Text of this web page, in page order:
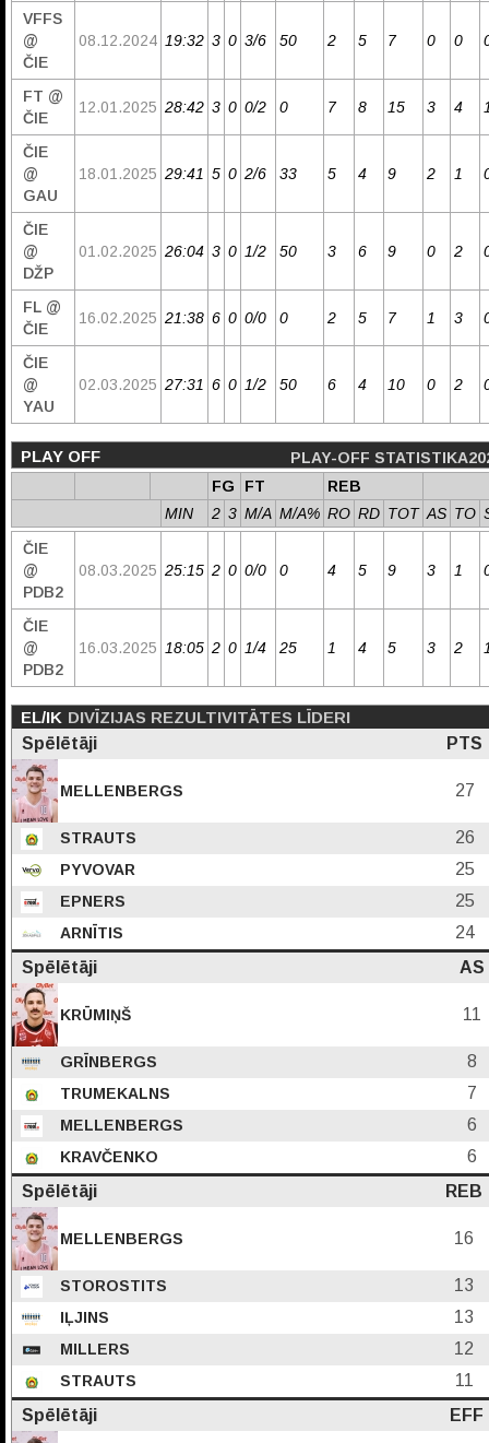
VFFS
@
ČIE
08.12.2024 19:32 3 0 3/6 50 2 5 7 0 0
FT @
ČIE
12.01.2025 28:42 3 0 0/2 0 7 8 15 3 4
ČIE
@
GAU
18.01.2025 29:41 5 0 2/6 33 5 4 9 2 1
ČIE
@
DŽP
01.02.2025 26:04 3 0 1/2 50 3 6 9 0 2
FL @
ČIE
16.02.2025 21:38 6 0 0/0 0 2 5 7 1 3
ČIE
@
YAU
02.03.2025 27:31 6 0 1/2 50 6 4 10 0 2
PLAY OFF
PLAY-OFF
FG
FT
REB
MIN
2 3 M/A M/A% RO RD TOT AS TO
ČIE
@
PDB2
08.03.2025 25:15 2 0 0/0 0 4 5 9 3 1
ČIE
@
PDB2
16.03.2025 18:05 2 0 1/4 25 1 4 5 3 2
EL/IK DIVĪZIJAS REZULTIVITĀTES LĪDERI
Spēlētāji
PTS
MELLENBERGS 27
STRAUTS 26
PYVOVAR 25
EPNERS 25
ARNĪTIS
24
Spēlētāji
AS
KRŪMIŅŠ 11
GRĪNBERGS 8
TRUMEKALNS 7
MELLENBERGS 6
KRAVČENKO
6
Spēlētāji
REB
MELLENBERGS 16
STOROSTITS 13
IĻJINS 13
MILLERS 12
STRAUTS
11
Spēlētāji
EFF